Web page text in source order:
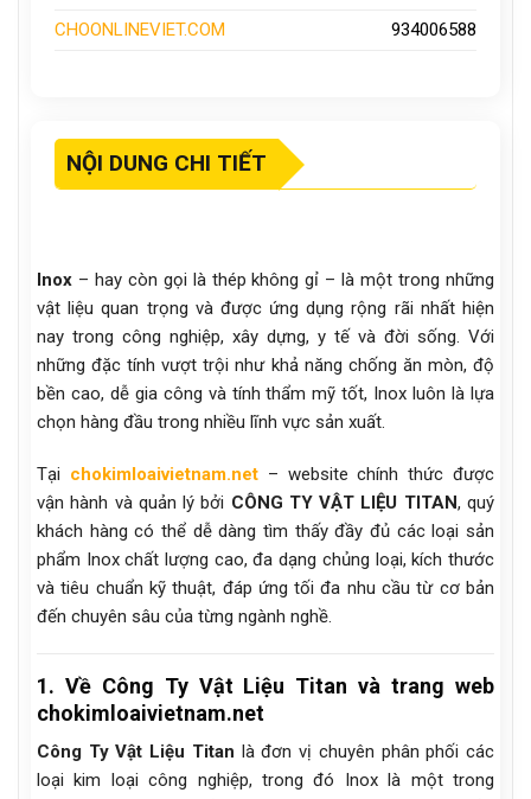
CHOONLINEVIET.COM 934006588
NỘI DUNG CHI TIẾT
Inox – hay còn gọi là thép không gỉ – là một trong những
vật liệu quan trọng và được ứng dụng rộng rãi nhất hiện
nay trong công nghiệp, xây dựng, y tế và đời sống. Với
những đặc tính vượt trội như khả năng chống ăn mòn, độ
bền cao, dễ gia công và tính thẩm mỹ tốt, Inox luôn là lựa
chọn hàng đầu trong nhiều lĩnh vực sản xuất.
Tại chokimloaivietnam.net– website chính thức được
vận hành và quản lý bởi CÔNG TY VẬT LIỆU TITAN, quý
khách hàng có thể dễ dàng tìm thấy đầy đủ các loại sản
phẩm Inox chất lượng cao, đa dạng chủng loại, kích thước
và tiêu chuẩn kỹ thuật, đáp ứng tối đa nhu cầu từ cơ bản
đến chuyên sâu của từng ngành nghề.
1. Về Công Ty Vật Liệu Titan và trang web
chokimloaivietnam.net
Công Ty Vật Liệu Titan là đơn vị chuyên phân phối các
loại kim loại công nghiệp, trong đó Inox là một trong